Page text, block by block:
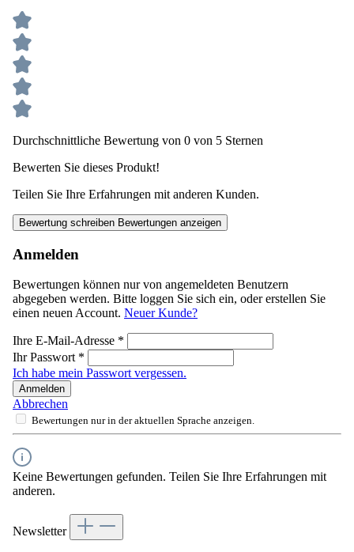
Durchschnittliche Bewertung von 0 von 5 Sternen
Bewerten Sie dieses Produkt!
Teilen Sie Ihre Erfahrungen mit anderen Kunden.
Bewertung schreiben Bewertungen anzeigen
Anmelden
Bewertungen können nur von angemeldeten Benutzern
abgegeben werden. Bitte loggen Sie sich ein, oder erstellen Sie
einen neuen Account. Neuer Kunde?
Ihre E-Mail-Adresse *
Ihr Passwort *
Ich habe mein Passwort vergessen.
Anmelden
Abbrechen
Bewertungen nur in der aktuellen Sprache anzeigen.
Keine Bewertungen gefunden. Teilen Sie Ihre Erfahrungen mit
anderen.
Newsletter